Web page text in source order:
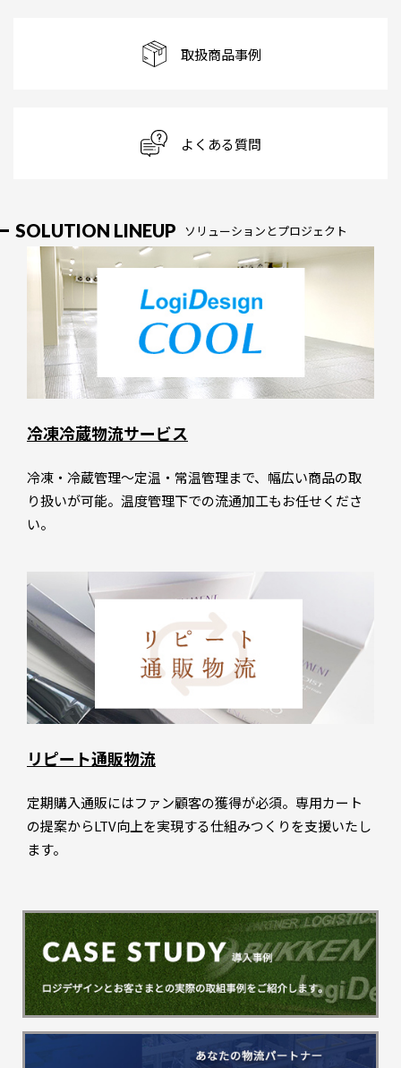
取扱商品事例
よくある質問
SOLUTION LINEUP ソリューションとプロジェクト
冷凍冷蔵物流サービス
冷凍・冷蔵管理～定温・常温管理まで、幅広い商品の取
り扱いが可能。温度管理下での流通加工もお任せくださ
い。
リピート通販物流
定期購入通販にはファン顧客の獲得が必須。専用カート
の提案からLTV向上を実現する仕組みつくりを支援いたし
ます。